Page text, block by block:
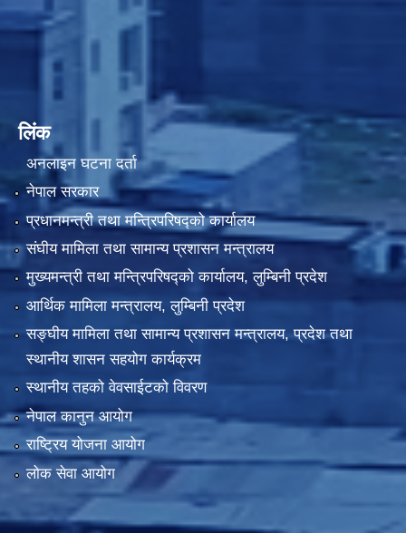
लिंक
अनलाइन घटना दर्ता
नेपाल सरकार
प्रधानमन्त्री तथा मन्त्रिपरिषद्को कार्यालय
संघीय मामिला तथा सामान्य प्रशासन मन्त्रालय
मुख्यमन्त्री तथा मन्त्रिपरिषद्को कार्यालय, लुम्बिनी प्रदेश
आर्थिक मामिला मन्त्रालय, लुम्बिनी प्रदेश
सङ्घीय मामिला तथा सामान्य प्रशासन मन्त्रालय, प्रदेश तथा
स्थानीय शासन सहयोग कार्यक्रम
स्थानीय तहको वेवसाईटको विवरण
नेपाल कानुन आयोग
राष्ट्रिय योजना आयोग
लोक सेवा आयोग